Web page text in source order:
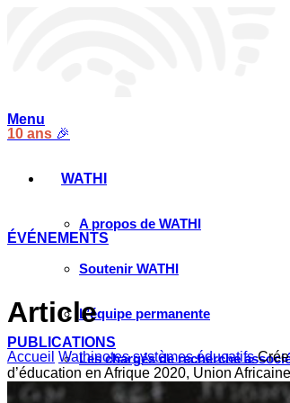
10 ans 🎉
ÉVÉNEMENTS
PUBLICATIONS
Menu
WATHI
A propos de WATHI
Soutenir WATHI
L’équipe permanente
Les chargés de recherche
Article
Accueil Wathinotes systèmes éducatifs
d’éducation en Afrique 2020, Union